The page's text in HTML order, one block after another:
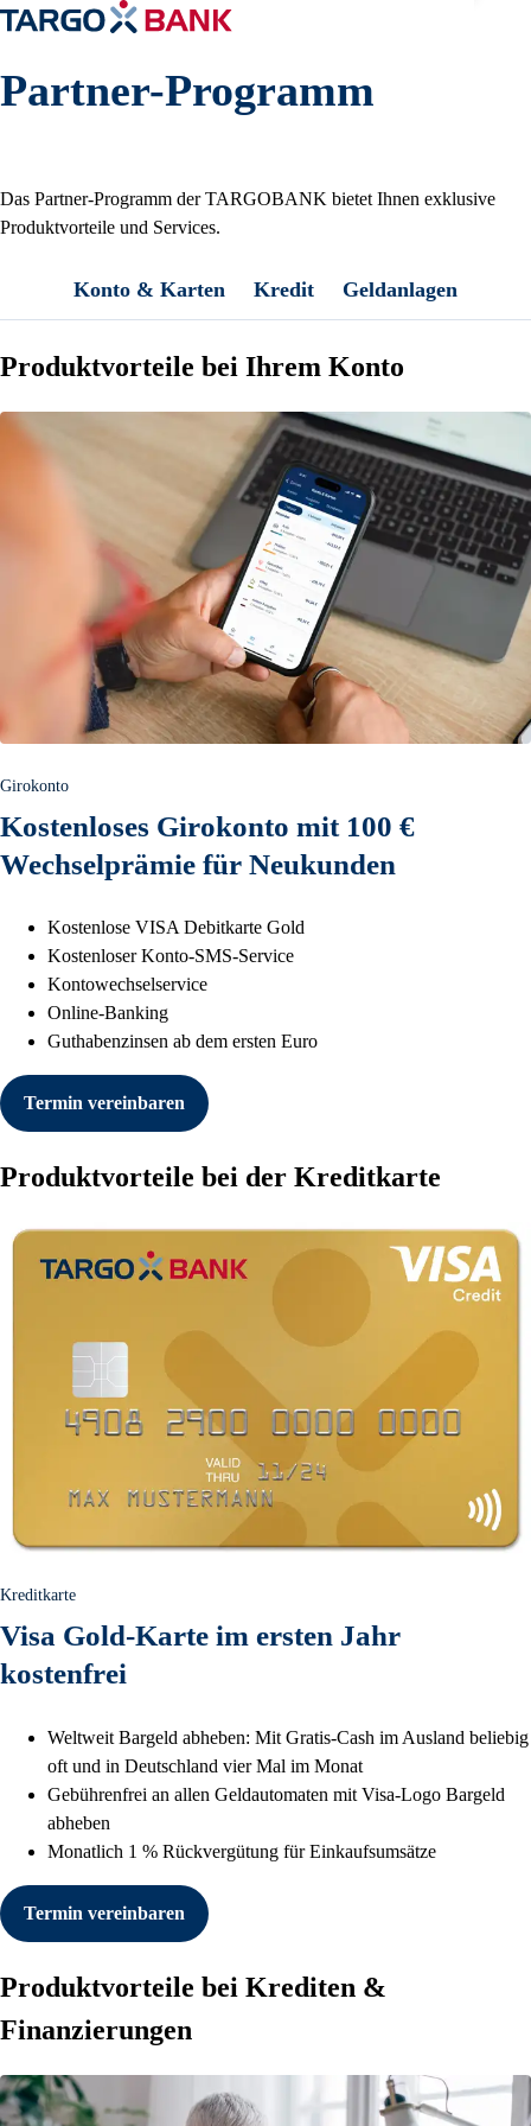
Partner-Programm
Das Partner-Programm der TARGOBANK bietet Ihnen exklusive
Produktvorteile und Services.
Konto & Karten Kredit Geldanlagen
Produktvorteile bei Ihrem Konto
Girokonto
Kostenloses Girokonto mit 100 €
Wechselprämie für Neukunden
Kostenlose VISA Debitkarte Gold
Kostenloser Konto-SMS-Service
Kontowechselservice
Online-Banking
Guthabenzinsen ab dem ersten Euro
Termin vereinbaren
Produktvorteile bei der Kreditkarte
Kreditkarte
Visa Gold-Karte im ersten Jahr
kostenfrei
Weltweit Bargeld abheben: Mit Gratis-Cash im Ausland beliebig
oft und in Deutschland vier Mal im Monat
Gebührenfrei an allen Geldautomaten mit Visa-Logo Bargeld
abheben
Monatlich 1 % Rückvergütung für Einkaufsumsätze
Termin vereinbaren
Produktvorteile bei Krediten &
Finanzierungen